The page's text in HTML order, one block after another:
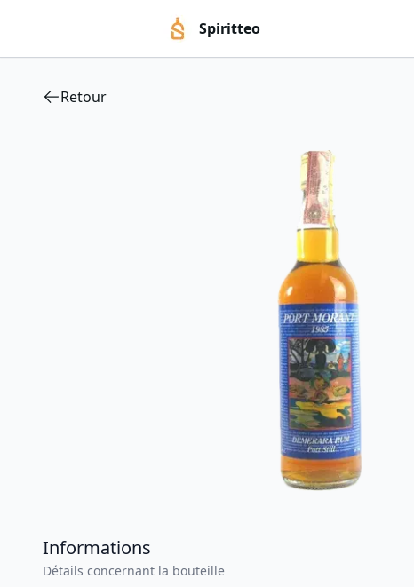
Spiritteo
Retour
Informations
Détails concernant la bouteille